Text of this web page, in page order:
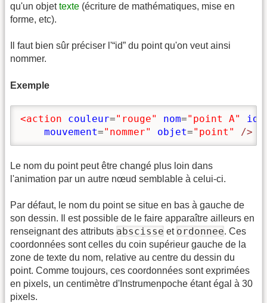
qu'un objettexte (écriture de mathématiques, mise en
forme, etc).
Il faut bien sûr préciser l'“id” du point qu'on veut ainsi
nommer.
Exemple
<action couleur="rouge" nom="point A" id
mouvement="nommer" objet="point" />
Le nom du point peut être changé plus loin dans
l'animation par un autre nœud semblable à celui-ci.
Par défaut, le nom du point se situe en bas à gauche de
son dessin. Il est possible de le faire apparaître ailleurs en
renseignant des attributs abscisse et ordonnee. Ces
coordonnées sont celles du coin supérieur gauche de la
zone de texte du nom, relative au centre du dessin du
point. Comme toujours, ces coordonnées sont exprimées
en pixels, un centimètre d'Instrumenpoche étant égal à 30
pixels.